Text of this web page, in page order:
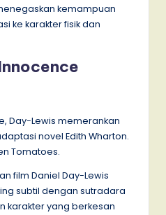
kemampuan
ke karakter fisik dan
Day-Lewis memerankan
novel Edith Wharton.
Tomatoes.
film Daniel Day-Lewis
subtil dengan sutradara
karakter yang berkesan